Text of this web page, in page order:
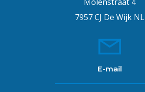
7957 CJ De Wijk NL
E-mail